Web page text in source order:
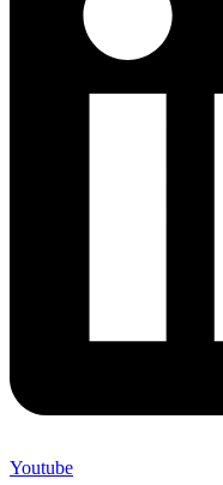
Youtube